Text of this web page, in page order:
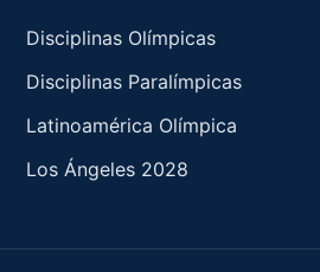
Disciplinas Olímpicas
Disciplinas Paralímpicas
Latinoamérica Olímpica
Los Ángeles 2028